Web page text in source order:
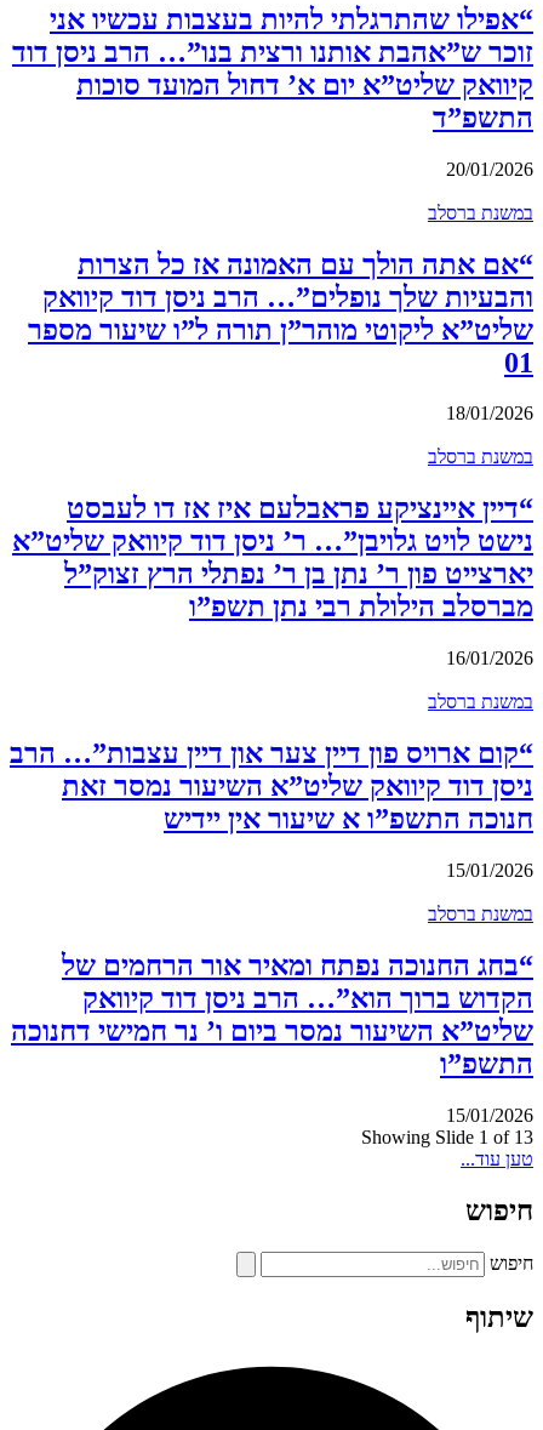
“אפילו שהתרגלתי להיות בעצבות עכשיו אני
זוכר ש”אהבת אותנו ורצית בנו”… הרב ניסן דוד
קיוואק שליט”א יום א’ דחול המועד סוכות
התשפ”ד
20/01/2026
במשנת ברסלב
“אם אתה הולך עם האמונה אז כל הצרות
והבעיות שלך נופלים”… הרב ניסן דוד קיוואק
שליט”א ליקוטי מוהר”ן תורה ל”ו שיעור מספר
01
18/01/2026
במשנת ברסלב
“דיין איינציקע פראבלעם איז אז דו לעבסט
נישט לויט גלויבן”… ר’ ניסן דוד קיוואק שליט”א
יארצייט פון ר’ נתן בן ר’ נפתלי הרץ זצוק”ל
מברסלב הילולת רבי נתן תשפ”ו
16/01/2026
במשנת ברסלב
“קום ארויס פון דיין צער און דיין עצבות”… הרב
ניסן דוד קיוואק שליט”א השיעור נמסר זאת
חנוכה התשפ”ו א שיעור אין יידיש
15/01/2026
במשנת ברסלב
“בחג החנוכה נפתח ומאיר אור הרחמים של
הקדוש ברוך הוא”… הרב ניסן דוד קיוואק
שליט”א השיעור נמסר ביום ו’ נר חמישי דחנוכה
התשפ”ו
15/01/2026
Showing Slide 1 of 13
טען עוד...
חיפוש
חיפוש
שיתוף